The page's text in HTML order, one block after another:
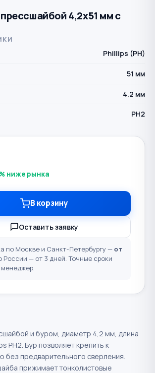
4,2х51 мм с
Phillips (PH)
51 мм
4.2 мм
PH2
ниже рынка
В корзину
Оставить заявку
по Москве и Санкт-Петербургу — от
России — от 3 дней. Точные сроки
и буром, диаметр 4,2 мм, длина
PH2. Бур позволяет крепить к
без предварительного сверления.
прижимает тонколистовые